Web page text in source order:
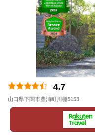
4.7
山口県下関市豊浦町川棚5153